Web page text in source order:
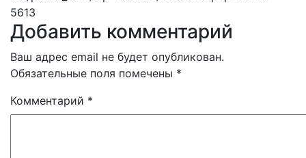
5613
Добавить комментарий
Ваш адрес email не будет опубликован.
Обязательные поля помечены *
Комментарий *